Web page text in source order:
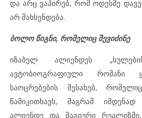
და არც ვაპირებ, რომ ოდესმე
არ მახსენდება.
ბოლო წიგნი, რომელიც შევიძინე
იზაბელ ალიენდეს
ავტობიოგრაფიული რომანი
საოცრებების შესახებ,
წამიკითხავს, მაგრამ
ალიენდე და მაგიური